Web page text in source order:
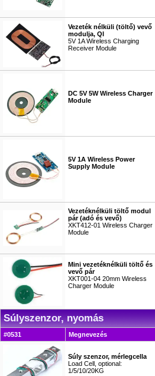
Vezeték nélküli (töltő) vevő
modulja, QI
5V 1A Wireless Charging
Receiver Module
DC 5V 5W Wireless Charger
Module
5V 1A Wireless Power
Supply Module
Vezetéknélküli töltő modul
pár (adó és vevő)
XKT412-01 Wireless Charger
Module
Mini vezetéknélküli töltő és
vevő pár
XKT001-04 20mm Wireless
Charger Module
Súlyszenzor, nyomás
#0531 Megnevezés
Súly szenzor, mérlegcella
Load Cell, optional:
1/5/10/20KG